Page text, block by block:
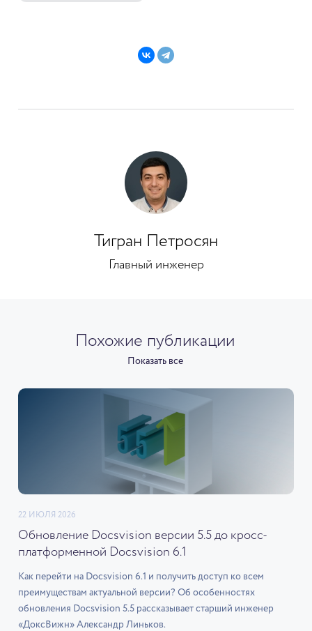
Тигран Петросян
Главный инженер
Похожие публикации
Показать все
22 ИЮЛЯ 2026
Обновление Docsvision версии 5.5 до кросс-
платформенной Docsvision 6.1
Как перейти на Docsvision 6.1 и получить доступ ко всем
преимуществам актуальной версии? Об особенностях
обновления Docsvision 5.5 рассказывает старший инженер
«ДоксВижн» Александр Линьков.